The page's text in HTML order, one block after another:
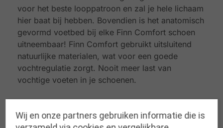
voor het beste looppatroon en zal je hele lichaam
hier baat bij hebben. Bovendien is het anatomisch
gevormd voetbed bij elke Finn Comfort schoen
uitneembaar! Finn Comfort gebruikt uitsluitend
natuurlijke materialen, wat voor een goede
vochtregulatie zorgt. Nooit meer last van
vochtige voeten in je schoenen.
Wij en onze partners gebruiken informatie die is